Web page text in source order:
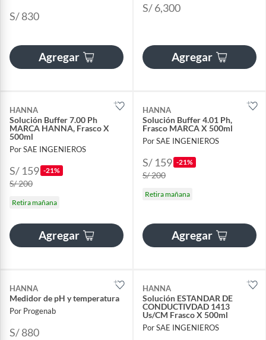
S/ 830
Agregar
S/ 6,300
Agregar
HANNA
Solución Buffer 7.00 Ph
MARCA HANNA, Frasco X
500ml
Por SAE INGENIEROS
S/ 159 -21%
S/ 200
Retira mañana
Agregar
HANNA
Solución Buffer 4.01 Ph,
Frasco MARCA X 500ml
Por SAE INGENIEROS
S/ 159 -21%
S/ 200
Retira mañana
Agregar
HANNA
Medidor de pH y temperatura
Por Progenab
S/ 880
HANNA
Solución ESTANDAR DE
CONDUCTIVDAD 1413
Us/CM Frasco X 500ml
Por SAE INGENIEROS